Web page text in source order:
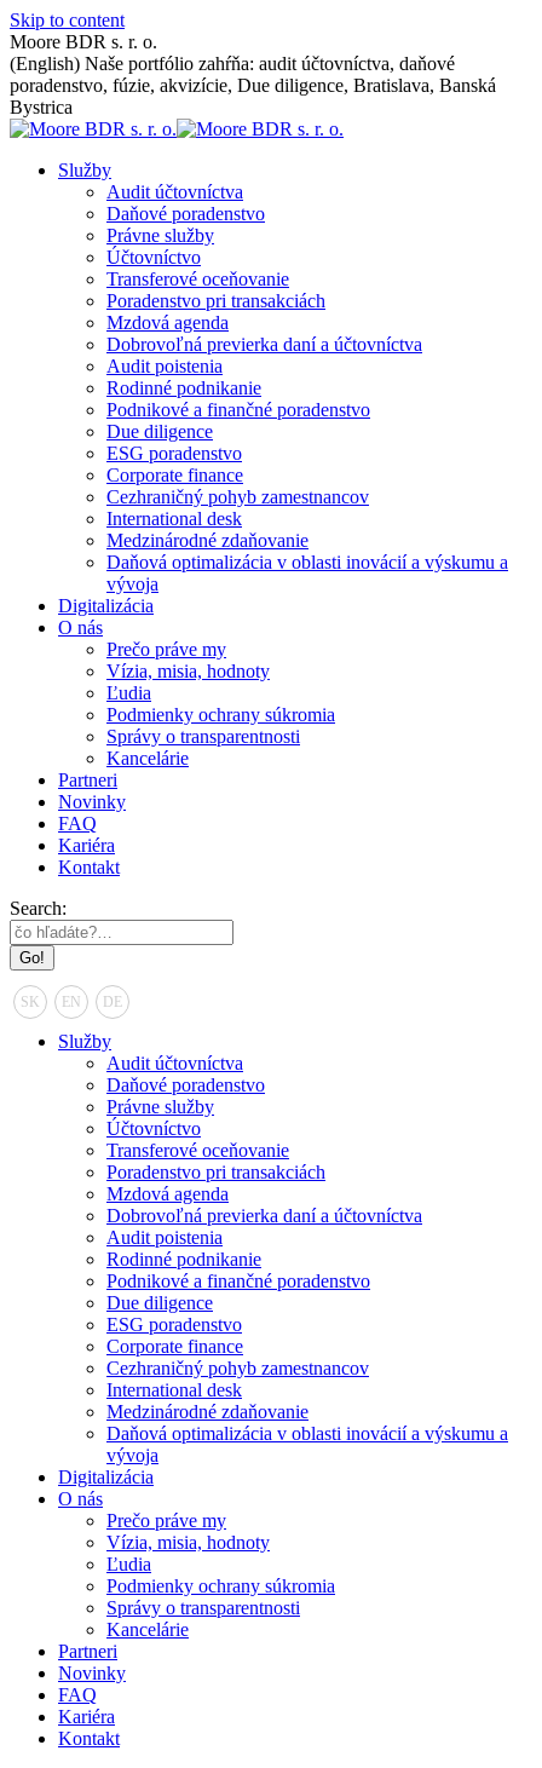
Skip to content
Moore BDR s. r. o.
(English) Naše portfólio zahŕňa: audit účtovníctva, daňové
poradenstvo, fúzie, akvizície, Due diligence, Bratislava, Banská
Bystrica
Služby
Audit účtovníctva
Daňové poradenstvo
Právne služby
Účtovníctvo
Transferové oceňovanie
Poradenstvo pri transakciách
Mzdová agenda
Dobrovoľná previerka daní a účtovníctva
Audit poistenia
Rodinné podnikanie
Podnikové a finančné poradenstvo
Due diligence
ESG poradenstvo
Corporate finance
Cezhraničný pohyb zamestnancov
International desk
Medzinárodné zdaňovanie
Daňová optimalizácia v oblasti inovácií a výskumu a
vývoja
Digitalizácia
O nás
Prečo práve my
Vízia, misia, hodnoty
Ľudia
Podmienky ochrany súkromia
Správy o transparentnosti
Kancelárie
Partneri
Novinky
FAQ
Kariéra
Kontakt
Search:
SK EN DE
Služby
Audit účtovníctva
Daňové poradenstvo
Právne služby
Účtovníctvo
Transferové oceňovanie
Poradenstvo pri transakciách
Mzdová agenda
Dobrovoľná previerka daní a účtovníctva
Audit poistenia
Rodinné podnikanie
Podnikové a finančné poradenstvo
Due diligence
ESG poradenstvo
Corporate finance
Cezhraničný pohyb zamestnancov
International desk
Medzinárodné zdaňovanie
Daňová optimalizácia v oblasti inovácií a výskumu a
vývoja
Digitalizácia
O nás
Prečo práve my
Vízia, misia, hodnoty
Ľudia
Podmienky ochrany súkromia
Správy o transparentnosti
Kancelárie
Partneri
Novinky
FAQ
Kariéra
Kontakt